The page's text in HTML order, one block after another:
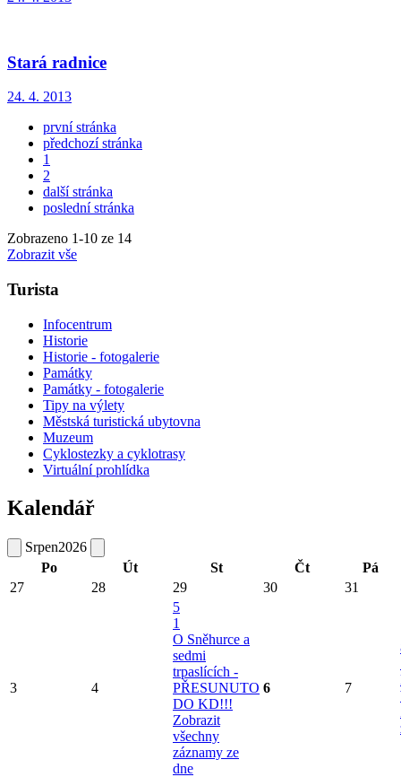
Stará radnice
24. 4. 2013
první stránka
předchozí stránka
1
2
další stránka
poslední stránka
Zobrazeno 1-10 ze 14
Zobrazit vše
Turista
Infocentrum
Historie
Historie - fotogalerie
Památky
Památky - fotogalerie
Tipy na výlety
Městská turistická ubytovna
Muzeum
Cyklostezky a cyklotrasy
Virtuální prohlídka
Kalendář
Srpen2026
Po
Út St Čt
Pá
27
28 29 30 31
3 4
5
1
O Sněhurce a
sedmi
trpaslících -
PŘESUNUTO
DO KD!!!
Zobrazit
všechny
záznamy ze
dne
6 7